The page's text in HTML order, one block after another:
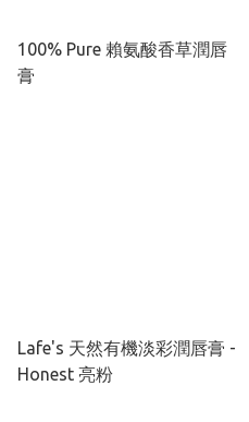
100% Pure 賴氨酸香草潤唇
膏
Lafe's 天然有機淡彩潤唇膏 -
Honest 亮粉